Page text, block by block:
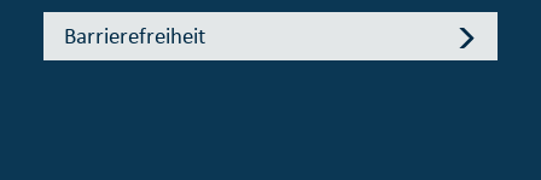
Barrierefreiheit